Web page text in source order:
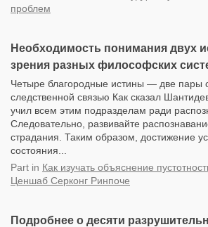
проблем
Необходимость понимания двух
зрения разных философских
Четыре благородные истины — две пары
следственной связью Как сказал
учил всем этим подразделам ради
Следовательно, развивайте
страдания. Таким образом, достижение
состояния...
Part in Как изучать объяснение
Ценшаб Серконг Ринпоче
Подробнее о десяти